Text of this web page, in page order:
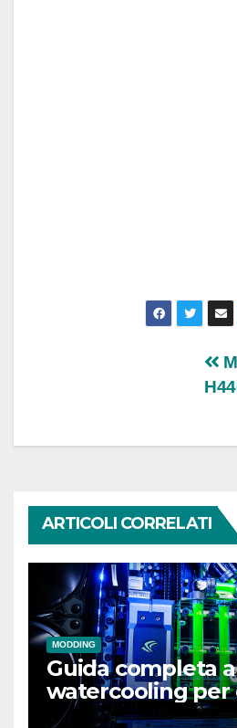
Navigazione
ARTICOLI CORRELATI
MODDING
Guida completa
watercooling per
tuo primo loop